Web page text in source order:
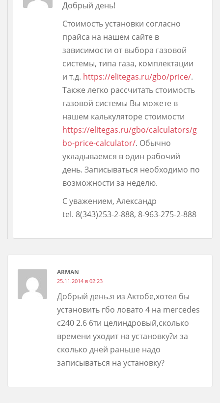
Добрый день!
Стоимость установки согласно
прайса на нашем сайте в
зависимости от выбора газовой
системы, типа газа, комплектации
и т.д. https://elitegas.ru/gbo/price/.
Также легко рассчитать стоимость
газовой системы Вы можете в
нашем калькуляторе стоимости
https://elitegas.ru/gbo/calculators/g
bo-price-calculator/. Обычно
укладываемся в один рабочий
день. Записываться необходимо по
возможности за неделю.
С уважением, Александр
tel. 8(343)253-2-888, 8-963-275-2-888
ARMAN
25.11.2014 в 02:23
Добрый день.я из Актобе,хотел бы
установить гбо ловато 4 на mercedes
c240 2.6 6ти целиндровый,сколько
времени уходит на установку?и за
сколько дней раньше надо
записываться на установку?